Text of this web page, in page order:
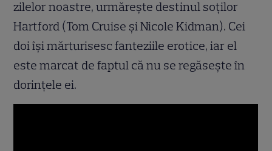
zilelor noastre, urmărește destinul soților
Hartford (Tom Cruise și Nicole Kidman). Cei
doi își mărturisesc fanteziile erotice, iar el
este marcat de faptul că nu se regăsește în
dorințele ei.